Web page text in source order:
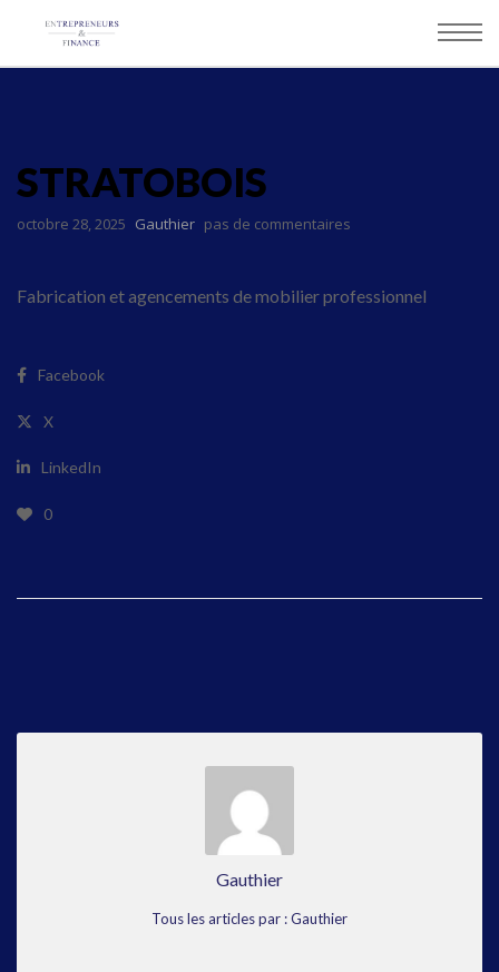
STRATOBOIS
octobre 28, 2025 Gauthier pas de commentaires
Fabrication et agencements de mobilier professionnel
Facebook
X
LinkedIn
0
Gauthier
Tous les articles par : Gauthier
Panneau de gestion des cookies